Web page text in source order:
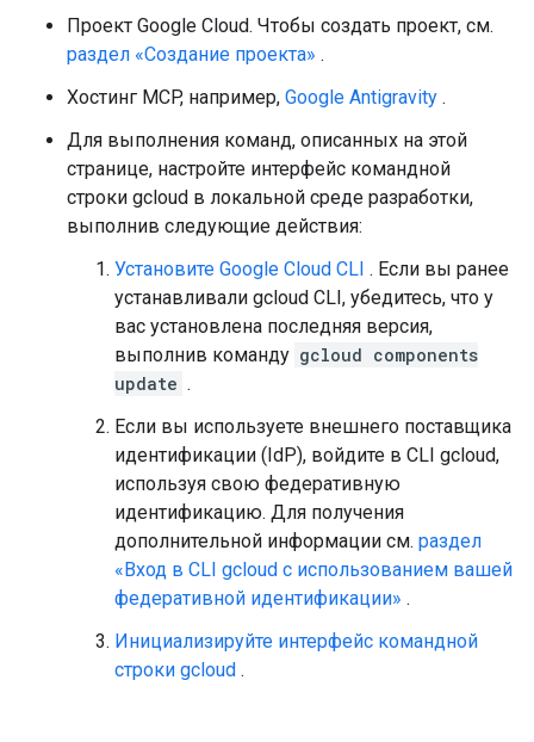
Проект Google Cloud. Чтобы создать проект, см.
раздел «Создание проекта» .
Хостинг MCP, например, Google Antigravity .
Для выполнения команд, описанных на этой
странице, настройте интерфейс командной
строки gcloud в локальной среде разработки,
выполнив следующие действия:
Установите Google Cloud CLI . Если вы ранее
устанавливали gcloud CLI, убедитесь, что у
вас установлена ​​последняя версия,
выполнив команду gcloud components
update .
Если вы используете внешнего поставщика
идентификации (IdP), войдите в CLI gcloud,
используя свою федеративную
идентификацию. Для получения
дополнительной информации см. раздел
«Вход в CLI gcloud с использованием вашей
федеративной идентификации» .
Инициализируйте интерфейс командной
строки gcloud .